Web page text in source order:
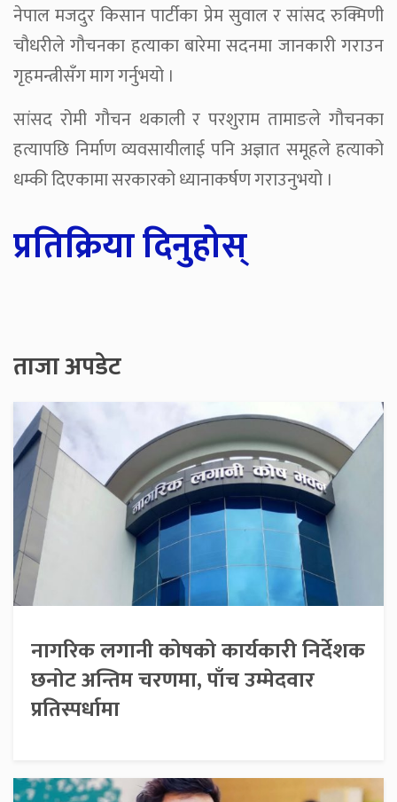
नेपाल मजदुर किसान पार्टीका प्रेम सुवाल र सांसद रुक्मिणी
चौधरीले गौचनका हत्याका बारेमा सदनमा जानकारी गराउन
गृहमन्त्रीसँग माग गर्नुभयो ।
सांसद रोमी गौचन थकाली र परशुराम तामाङले गौचनका
हत्यापछि निर्माण व्यवसायीलाई पनि अज्ञात समूहले हत्याको
धम्की दिएकामा सरकारको ध्यानाकर्षण गराउनुभयो ।
प्रतिक्रिया दिनुहोस्
ताजा अपडेट
नागरिक लगानी कोषको कार्यकारी निर्देशक
छनोट अन्तिम चरणमा, पाँच उम्मेदवार
प्रतिस्पर्धामा